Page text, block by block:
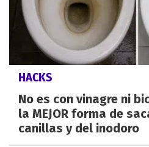
HACKS
No es con vinagre ni
la MEJOR forma de
canillas y del inodoro